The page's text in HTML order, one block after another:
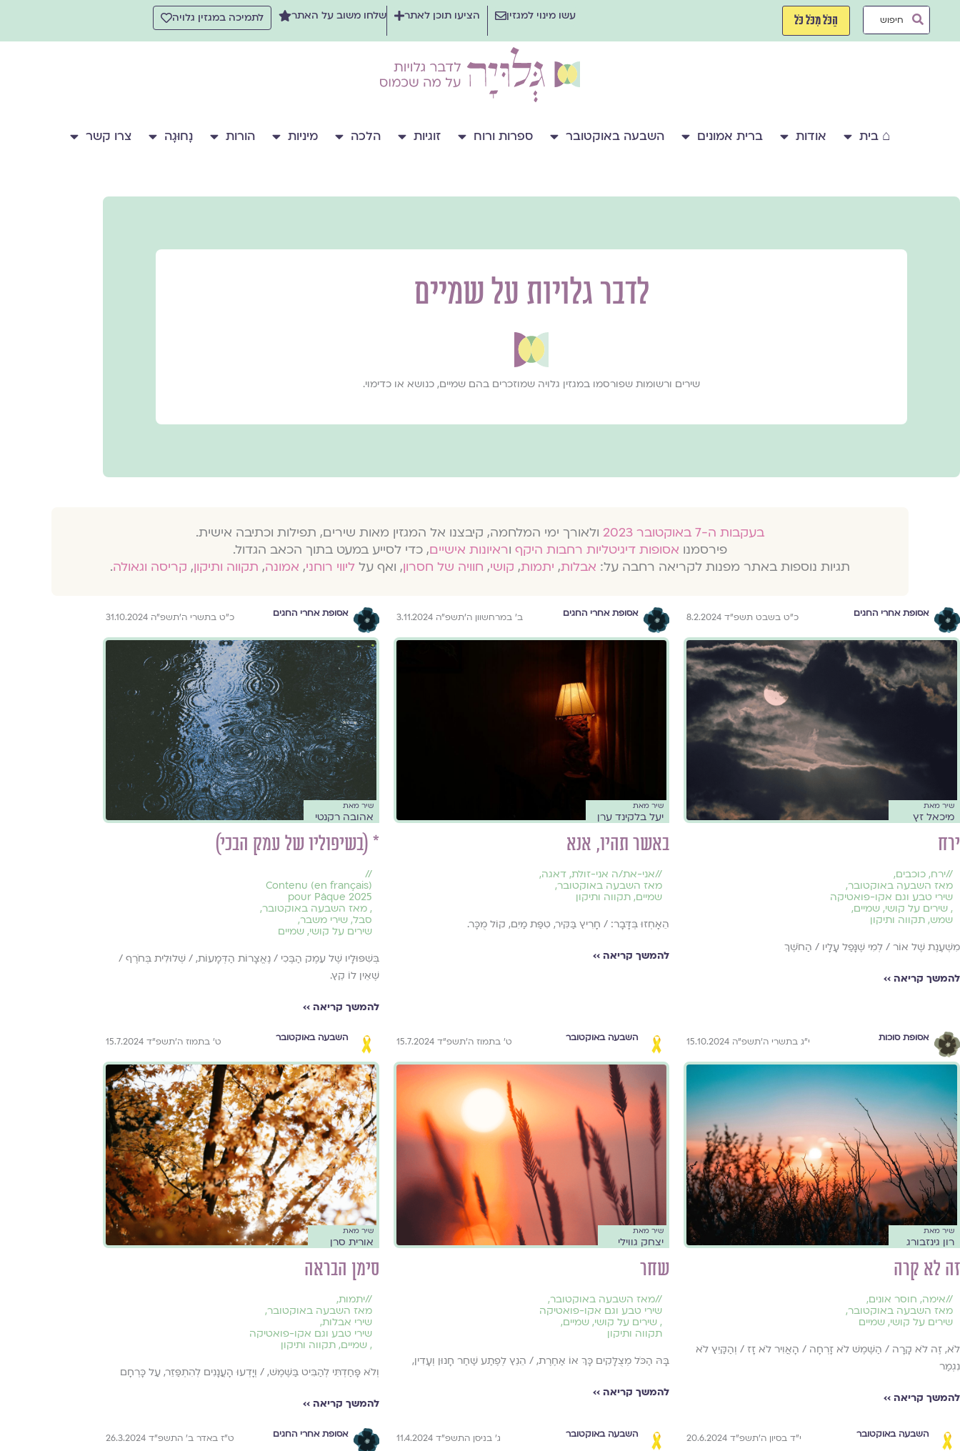
Search
הַכֹּל מִכֹּל כֹּל עשו מינוי למגזין הציעו תוכן לאתר שלחו משוב על האתר לתמיכה במגזין גלויה
⌂ בית אודות ברית אמונים השבעה באוקטובר ספרות ורוח זוגיות הלכה מיניות הורות נָחוּגָה צרו קשר
לדבר גלויות על שמיים
שירים ורשומות שפורסמו במגזין גלויה שמוזכרים בהם שמיים, כנושא או כדימוי.
בעקבות ה-7 באוקטובר 2023
ולאורך ימי המלחמה, קיבצנו אל המגזין מאות שירים, תפילות וכתיבה אישית.
פירסמנו אסופות דיגיטליות רחבות היקף וראיונות אישיים, כדי לסייע במעט בתוך הכאב הגדול.
תגיות נוספות באתר מפנות לקריאה רחבה על: אבלות, יתמות, קושי, חוויה של חסרון, ואף על ליווי רוחני, אמונה, תקווה ותיקון, קריסה וגאולה.
אסופת אחרי החגים כ״ט בשבט תשפ״ד 8.2.2024
שיר מאת
מיכאל זץ
ירח
//ירח, כוכבים,
מאז השבעה באוקטובר,
שירי טבע וגם אקו-פואטיקה
, שירים על קושי, שמיים,
שמש, תקווה ותיקון
מִשְׁעֶנֶת שֶׁל אוֹר / לְמִי שֶׁנָּפַל עָלָיו / הַחֹשֶׁךְ
להמשך קריאה ››
אסופת אחרי החגים ב׳ במרחשוון ה׳תשפ״ה 3.11.2024
שיר מאת
יעל בלקינד ערן
באשר תהיו, אנא
//אני-את/ה אני-זולת, דאגה,
מאז השבעה באוקטובר,
שמיים, תקווה ותיקון
הֵאָחְזוּ בְּדָּבָר: / חָרִיץ בַּקִּיר, טִפַּת מַיִם, קוֹל מֻכָּר.
להמשך קריאה ››
אסופת אחרי החגים כ״ט בתשרי ה׳תשפ״ה 31.10.2024
שיר מאת
אהובה רקנטי
* (בשיפוליו של עמק הבכי)
//
(en français) Contenu
pour Pâque 2025
,מאז השבעה באוקטובר,
סבל,שירי משבר,
שירים על קושי,שמיים
בְּשִׁפּוּלָיו שֶׁל עֵמֶק הַבֶּכִי / נֶאֱצָרוֹת הַדְּמָעוֹת, / שְׁלוּלִית בְּחֹרֶף /
שֶׁאֵין לוֹ קֵץ.
להמשך קריאה ››
אסופת סוכות י״ג בתשרי ה׳תשפ״ה 15.10.2024
שיר מאת
רון גינזבורג
זה לא קרה
//אימה, חוסר אונים,
מאז השבעה באוקטובר,
שירים על קושי, שמיים
לֹא, זֶה לֹא קָרָה / הַשֶּׁמֶשׁ לֹא זָרְחָה / הָאֲוִיר לֹא זָז / וְהַקַּיִץ לֹא
נִגְמַר
להמשך קריאה ››
השבעה באוקטובר ט׳ בתמוז ה׳תשפ״ד 15.7.2024
שיר מאת
יצחק גווילי
שחר
//מאז השבעה באוקטובר,
שירי טבע וגם אקו-פואטיקה
, שירים על קושי, שמיים,
תקווה ותיקון
בָּהּ הַכֹּל מְצֻלָּקִים כָּךְ אוֹ אַחֶרֶת, / הֵנֵץ לְפֶתַע שַׁחַר חָנוּן וְעָדִין,
להמשך קריאה ››
השבעה באוקטובר ט׳ בתמוז ה׳תשפ״ד 15.7.2024
שיר מאת
אורית סרן
סימן הבראה
//יתמות,
מאז השבעה באוקטובר,
שירי אבלות,
שירי טבע וגם אקו-פואטיקה
,שמיים,תקווה ותיקון
וְלֹא פָּחַדְתִּי לְהַבִּיט בַּשֶּׁמֶשׁ, / וְיָדְעוּ הָעֲנָנִים לְהִתְפַּזֵּר, עַל כָּרְחָם
להמשך קריאה ››
השבעה באוקטובר י״ד בסיון ה׳תשפ״ד 20.6.2024 השבעה באוקטובר ג׳ בניסן התשפ״ד 11.4.2024 אסופת אחרי החגים ט״ז באדר ב׳ התשפ״ד 26.3.2024